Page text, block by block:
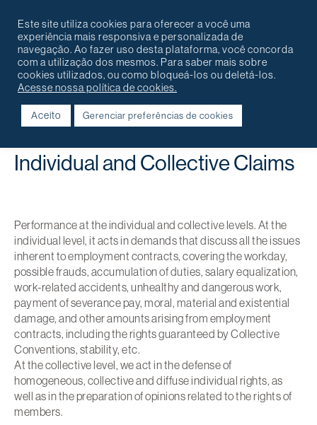
Voltar
Individual and Collective Claims
Performance at the individual and collective levels. At the
individual level, it acts in demands that discuss all the issues
inherent to employment contracts, covering the workday,
possible frauds, accumulation of duties, salary equalization,
work-related accidents, unhealthy and dangerous work,
payment of severance pay, moral, material and existential
damage, and other amounts arising from employment
contracts, including the rights guaranteed by Collective
Conventions, stability, etc.
At the collective level, we act in the defense of
homogeneous, collective and diffuse individual rights, as
well as in the preparation of opinions related to the rights of
members.
Este site utiliza cookies para oferecer a você uma
experiência mais responsiva e personalizada de
navegação. Ao fazer uso desta plataforma, você concorda
com a utilização dos mesmos. Para saber mais sobre
cookies utilizados, ou como bloqueá-los ou deletá-los.
Acesse nossa política de cookies.
Aceito Gerenciar preferências de cookies